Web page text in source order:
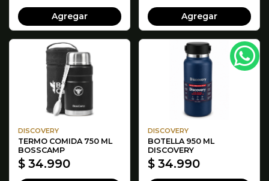
Agregar Agregar
DISCOVERY
TERMO COMIDA 750 ML
BOSSCAMP
$ 34.990
DISCOVERY
BOTELLA 950 ML
DISCOVERY
$ 34.990